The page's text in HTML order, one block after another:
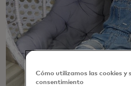
Cómo utilizamos las cookies y
consentimiento